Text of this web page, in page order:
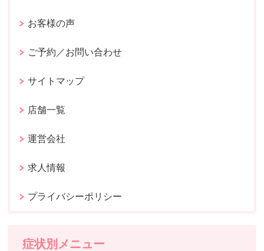
お客様の声
ご予約／お問い合わせ
サイトマップ
店舗一覧
運営会社
求人情報
プライバシーポリシー
症状別メニュー